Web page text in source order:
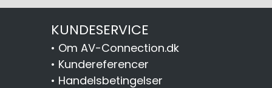
KUNDESERVICE
• Om AV-Connection.dk
• Kundereferencer
• Handelsbetingelser